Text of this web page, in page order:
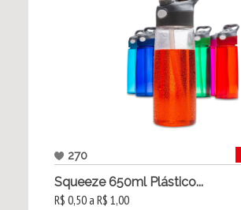
270
Squeeze 650ml Plástico...
R$ 0,50 a R$ 1,00